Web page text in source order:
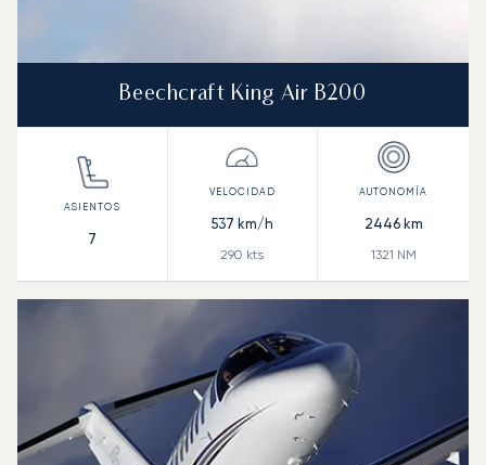
Beechcraft King Air B200
7
537 km/h
290 kts
2446km
1321 NM